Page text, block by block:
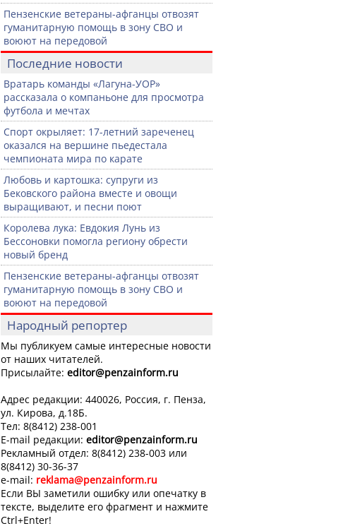
Пензенские ветераны-афганцы отвозят
гуманитарную помощь в зону СВО и
воюют на передовой
Последние новости
Вратарь команды «Лагуна-УОР»
рассказала о компаньоне для просмотра
футбола и мечтах
Спорт окрыляет: 17-летний зареченец
оказался на вершине пьедестала
чемпионата мира по карате
Любовь и картошка: супруги из
Бековского района вместе и овощи
выращивают, и песни поют
Королева лука: Евдокия Лунь из
Бессоновки помогла региону обрести
новый бренд
Пензенские ветераны-афганцы отвозят
гуманитарную помощь в зону СВО и
воюют на передовой
Народный репортер
Мы публикуем самые интересные новости
от наших читателей.
Присылайте: editor@penzainform.ru
Адрес редакции: 440026, Россия, г. Пенза,
ул. Кирова, д.18Б.
Тел: 8(8412) 238-001
E-mail редакции: editor@penzainform.ru
Рекламный отдел: 8(8412) 238-003 или
8(8412) 30-36-37
e-mail: reklama@penzainform.ru
Если ВЫ заметили ошибку или опечатку в
тексте, выделите его фрагмент и нажмите
Ctrl+Enter!